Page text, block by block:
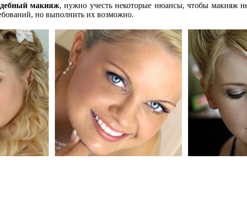
макияж, нужно учесть некоторые нюансы, чтобы макияж
но выполнить их возможно.